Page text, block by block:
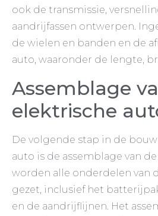
ook de transmissie,
aandrijfassen ontwerpen.
de wielen en banden en de
auto, waaronder de lengte,
Assemblage
elektrische
De volgende stap in de
auto is de assemblage van
worden alle onderdelen van
gezet, inclusief het
en de aandrijflijnen. Het